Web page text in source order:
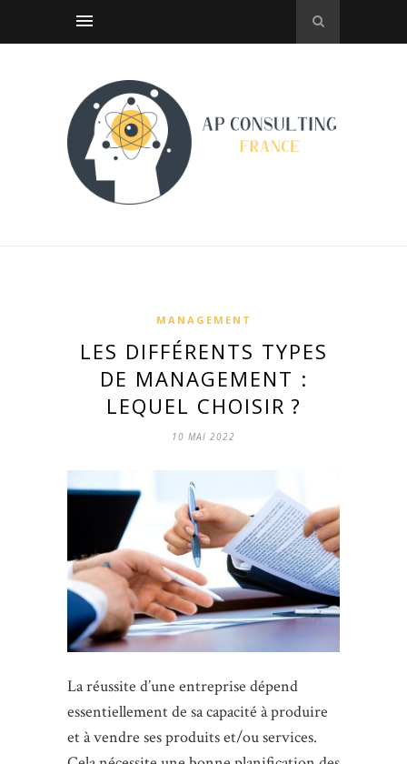
MANAGEMENT
LES DIFFÉRENTS TYPES
DE MANAGEMENT :
LEQUEL CHOISIR ?
10 MAI 2022
La réussite d’une entreprise dépend
essentiellement de sa capacité à produire
et à vendre ses produits et/ou services.